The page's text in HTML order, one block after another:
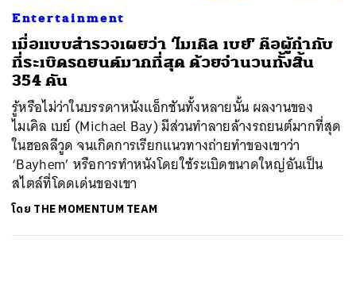
Entertainment
เมื่อแบบสำรวจเผยว่า ‘ไมเคิล เบย์’ คือผู้กำกับ
ที่ระเบิดรถยนต์มากที่สุด ด้วยจำนวนทั้งสิ้น
354 คัน
รู้หรือไม่ว่าในบรรดาหนังแอ็กชันทั้งหลายนั้น ผลงานของ
ไมเคิล เบย์ (Michael Bay) มีส่วนทำลายล้างรถยนต์มากที่สุด
ในฮอลลีวูด จนเกิดการเรียกแนวทางถ่ายทำของเขาว่า
‘Bayhem’ หรือการทำหนังโดยใช้ระเบิดขนาดใหญ่อันเป็น
สไตล์ที่โดดเด่นของเขา
โดย THE MOMENTUM TEAM
SHARE